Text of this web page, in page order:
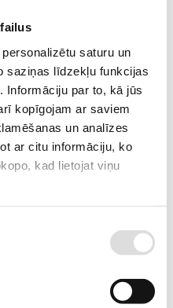
saturu un
saziņas līdzekļu funkcijas
Informāciju par to, kā jūs
kopīgojam ar saviem
un analīzes
ar citu informāciju, ko
kad lietojat viņu
15154546
NPL100-12
3-6 nedēļas
ir neapkalpojamas hermetizētas
Tās ir pieļaujams novietot